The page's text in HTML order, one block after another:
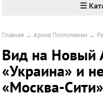
☰
Главная →Архив Почтомании →
Вид на Новый
«Украина» и
«Москва-Сити»